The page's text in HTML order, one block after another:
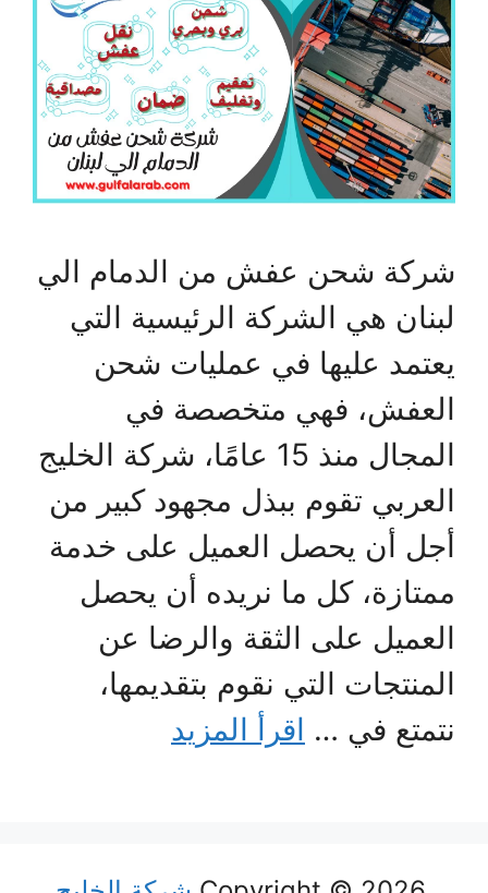
شركة شحن عفش من الدمام الي
لبنان هي الشركة الرئيسية التي
يعتمد عليها في عمليات شحن
العفش، فهي متخصصة في
المجال منذ 15 عامًا، شركة الخليج
العربي تقوم ببذل مجهود كبير من
أجل أن يحصل العميل على خدمة
ممتازة، كل ما نريده أن يحصل
العميل على الثقة والرضا عن
المنتجات التي نقوم بتقديمها،
نتمتع في … اقرأ المزيد